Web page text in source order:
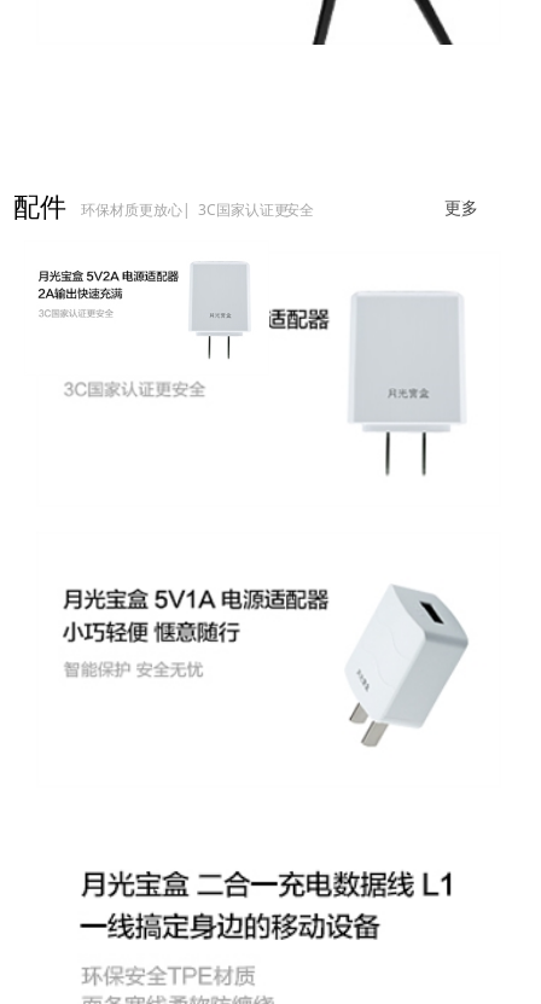
更多
配件 | 3C国家认证更
环保材质更放心 安全